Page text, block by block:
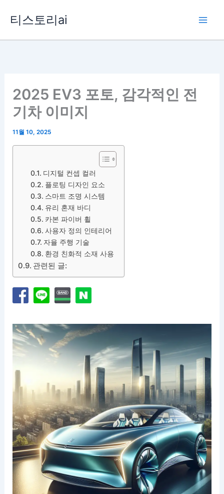
티스토리ai
2025 EV3 포토, 감각적인 전
기차 이미지
11월 10, 2025
디지털 컨셉 컬러
플로팅 디자인 요소
스마트 조명 시스템
유리 혼재 바디
카본 파이버 휠
사용자 정의 인테리어
자율 주행 기술
환경 친화적 소재 사용
관련된 글: